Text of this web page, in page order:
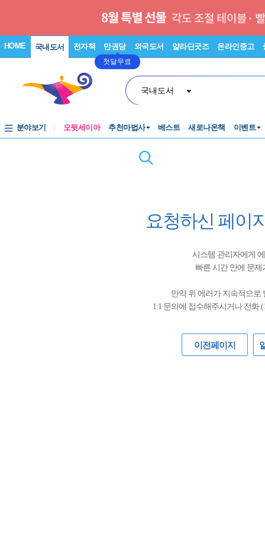
HOME 국내도서 전자책 만권당
첫달무료
외국도서 알라딘굿즈 온라인중고
국내도서
분야보기 오뒷세이아 추천마법사 베스트 새로나온책 이벤트
요청하신 페이
시스템 관리자에게
빠른 시간 안에 문
만약 위 에러가 지속적으로
1:1 문의에 접수해주시거나 전화 (
이전페이지